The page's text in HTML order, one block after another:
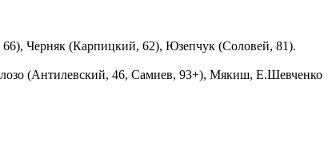
Черняк (Карпицкий, 62), Юзепчук (Соловей, 81).
(Антилевский, 46, Самиев, 93+), Мякиш, Е.Шевченко